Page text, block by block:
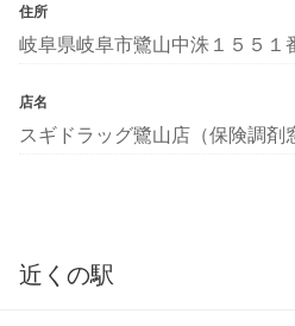
住所
岐阜県岐阜市鷺山中洙１５５１
店名
スギドラッグ鷺山店（保険調剤
近くの駅